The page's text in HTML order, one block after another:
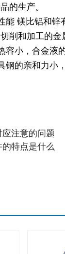
的生产。
镁比铝和锌
削和加工的金
小，合金液的
的亲和力小
注意的问题
特点是什么